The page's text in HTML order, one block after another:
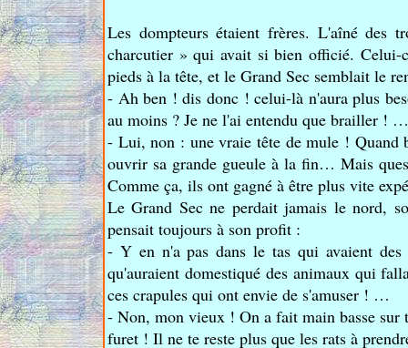
Les dompteurs étaient frères. L'aîné
charcutier » qui avait si bien officié. Celui-
pieds à la tête, et le Grand Sec semblait le
- Ah ben ! dis donc ! celui-là n'aura plus
au moins ? Je ne l'ai entendu que brailler ! …
- Lui, non : une vraie tête de mule ! Quand
ouvrir sa grande gueule à la fin… Mais
Comme ça, ils ont gagné à être plus vite
Le Grand Sec ne perdait jamais le nord,
pensait toujours à son profit :
- Y en n'a pas dans le tas qui avaient
qu'auraient domestiqué des animaux qui
ces crapules qui ont envie de s'amuser ! …
- Non, mon vieux ! On a fait main basse sur
furet ! Il ne te reste plus que les rats à